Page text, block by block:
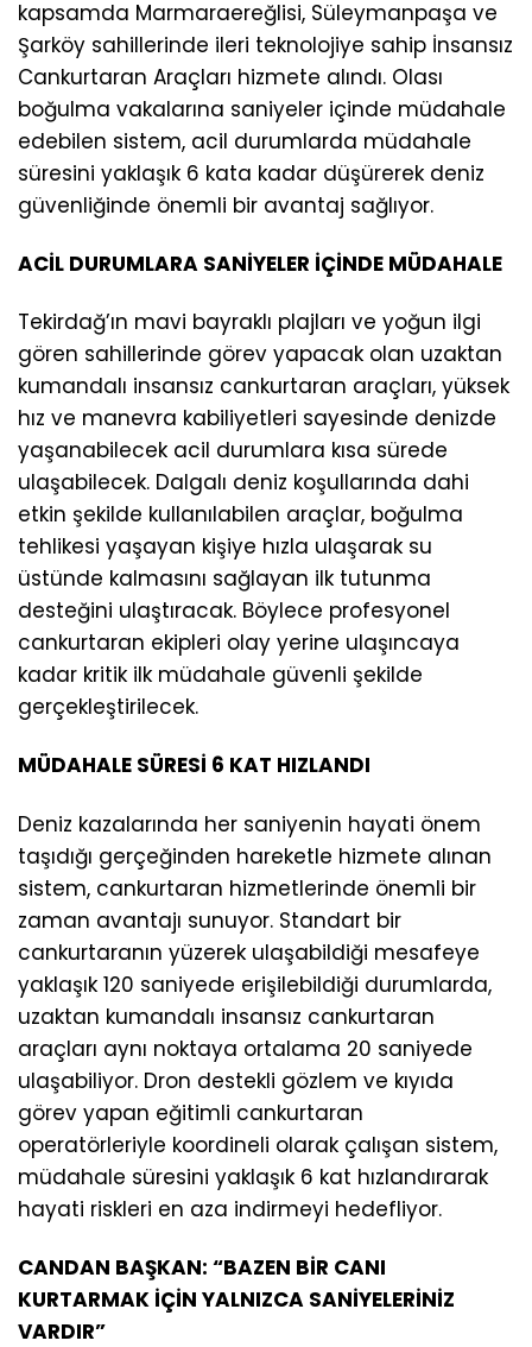
kapsamda Marmaraereğlisi, Süleymanpaşa ve
Şarköy sahillerinde ileri teknolojiye sahip İnsansız
Cankurtaran Araçları hizmete alındı. Olası
boğulma vakalarına saniyeler içinde müdahale
edebilen sistem, acil durumlarda müdahale
süresini yaklaşık 6 kata kadar düşürerek deniz
güvenliğinde önemli bir avantaj sağlıyor.
ACİL DURUMLARA SANİYELER İÇİNDE MÜDAHALE
Tekirdağ’ın mavi bayraklı plajları ve yoğun ilgi
gören sahillerinde görev yapacak olan uzaktan
kumandalı insansız cankurtaran araçları, yüksek
hız ve manevra kabiliyetleri sayesinde denizde
yaşanabilecek acil durumlara kısa sürede
ulaşabilecek. Dalgalı deniz koşullarında dahi
etkin şekilde kullanılabilen araçlar, boğulma
tehlikesi yaşayan kişiye hızla ulaşarak su
üstünde kalmasını sağlayan ilk tutunma
desteğini ulaştıracak. Böylece profesyonel
cankurtaran ekipleri olay yerine ulaşıncaya
kadar kritik ilk müdahale güvenli şekilde
gerçekleştirilecek.
MÜDAHALE SÜRESİ 6 KAT HIZLANDI
Deniz kazalarında her saniyenin hayati önem
taşıdığı gerçeğinden hareketle hizmete alınan
sistem, cankurtaran hizmetlerinde önemli bir
zaman avantajı sunuyor. Standart bir
cankurtaranın yüzerek ulaşabildiği mesafeye
yaklaşık 120 saniyede erişilebildiği durumlarda,
uzaktan kumandalı insansız cankurtaran
araçları aynı noktaya ortalama 20 saniyede
ulaşabiliyor. Dron destekli gözlem ve kıyıda
görev yapan eğitimli cankurtaran
operatörleriyle koordineli olarak çalışan sistem,
müdahale süresini yaklaşık 6 kat hızlandırarak
hayati riskleri en aza indirmeyi hedefliyor.
CANDAN BAŞKAN: “BAZEN BİR CANI
KURTARMAK İÇİN YALNIZCA SANİYELERİNİZ
VARDIR”